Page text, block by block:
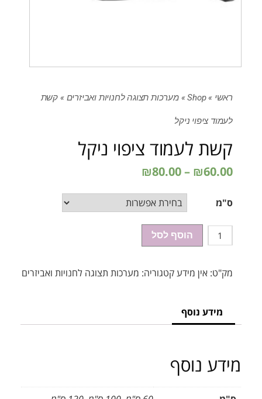
ראשי »
Shop
» מערכות תצוגה לחנויות ואביזרים » קשת
לעמוד ציפוי ניקל
קשת לעמוד ציפוי ניקל
₪60.00
–
₪80.00
ס"מ
כמות הוסף לסל
מק"ט: אין מידעקטגוריה: מערכות תצוגה לחנויות ואביזרים
מידע נוסף
מידע נוסף